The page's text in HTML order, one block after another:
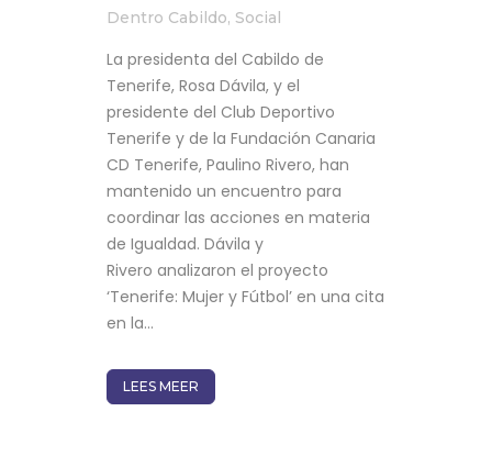
Dentro Cabildo, Social
La presidenta del Cabildo de
Tenerife, Rosa Dávila, y el
presidente del Club Deportivo
Tenerife y de la Fundación Canaria
CD Tenerife, Paulino Rivero, han
mantenido un encuentro para
coordinar las acciones en materia
de Igualdad. Dávila y
Rivero analizaron el proyecto
‘Tenerife: Mujer y Fútbol’ en una cita
en la...
LEES MEER